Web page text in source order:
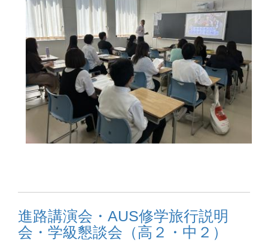
進路講演会・AUS修学旅行説明
会・学級懇談会（高２・中２）